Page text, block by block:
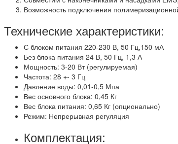
Возможность подключения
Технические характеристики:
С блоком питания 220-230 В, 50 Гц,150 мА
Без блока питания 24 В, 50 Гц, 1,3 А
Мощность: 3-20 Вт (регулируемая)
Частота: 28 +- 3 Гц
Давление воды: 0,01-0,5 Мпа
Вес основного блока: 0,45 Кг
Вес блока питания: 0,65 Кг (опционально)
Режим: Непрерывная регуляция
Комплектация: